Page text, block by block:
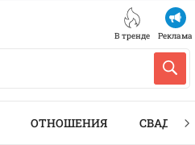
В тренде Реклама
ОТНОШЕНИЯ СВАДЬБА